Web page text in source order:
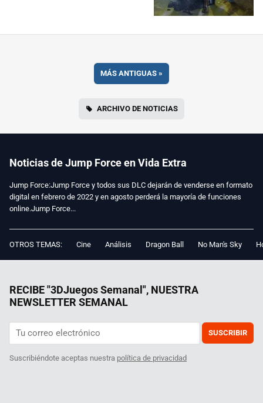
MÁS ANTIGUAS »
ARCHIVO DE NOTICIAS
Noticias de Jump Force en Vida Extra
Jump Force:Jump Force y todos sus DLC dejarán de venderse en formato
digital en febrero de 2022 y en agosto perderá la mayoría de funciones
online.Jump Force...
OTROS TEMAS: Cine Análisis Dragon Ball No Man's Sky
RECIBE "3DJuegos Semanal", NUESTRA
NEWSLETTER SEMANAL
SUSCRIBIR
Suscribiéndote aceptas nuestra política de privacidad